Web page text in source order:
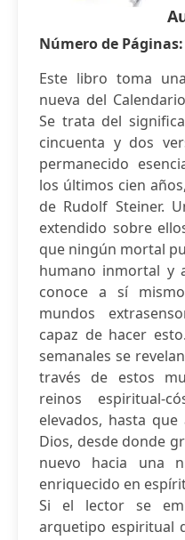
Número de Páginas:
Este libro toma
nueva del
Se trata del
cincuenta y dos
permanecido
los últimos cien
de Rudolf Steiner.
extendido sobre
que ningún mortal
humano inmortal y
conoce a sí
mundos
capaz de hacer
semanales se
través de estos
reinos espiritual-
elevados, hasta
Dios, desde donde
nuevo hacia una
enriquecido en
Si el lector se
arquetipo espiritual